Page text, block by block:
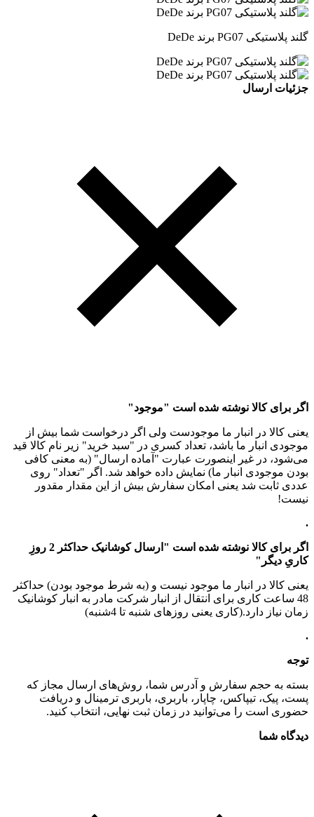
گلند پلاستیکی PG07 برند DeDe
جزئیات ارسال
اگر برای کالا نوشته شده است "موجود"
یعنی کالا در انبار ما موجودست ولی اگر درخواست شما بیش از
موجودی انبار ما باشد، تعداد کسری در "سبد خرید" زیر نام کالا قید
می‌شود، در غیر اینصورت عبارت "آماده ارسال" (به معنی کافی
بودن موجودی انبار ما) نمایش داده خواهد شد. اگر "تعداد" روی
عددی ثابت شد یعنی امکان سفارش بیش از این مقدار مقدور
نیست!
.
اگر برای کالا نوشته شده است "ارسال کوشانیک حداکثر 2 روزِ
کاریِ دیگر"
یعنی کالا در انبار ما موجود نیست و (به شرط موجود بودن) حداکثر
48 ساعت کاری برای انتقال از انبار شرکت مادر به انبار کوشانیک
زمان نیاز دارد.(کاری یعنی روزهای شنبه تا 4شنبه)
.
توجه
بسته به حجم سفارش و آدرس شما، روش‌های ارسال مجاز که
پست، پیک، تیپاکس، چاپار، باربری، باربری ترمینال و دریافت
حضوری است را می‌توانید در زمان ثبت نهایی، انتخاب کنید.
دیدگاه شما